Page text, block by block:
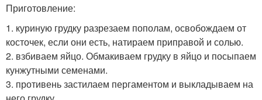
Приготовление:
1. куриную грудку разрезаем пополам, освобождаем от
косточек, если они есть, натираем приправой и солью.
2. взбиваем яйцо. Обмакиваем грудку в яйцо и посыпаем
кунжутными семенами.
3. противень застилаем пергаментом и выкладываем на